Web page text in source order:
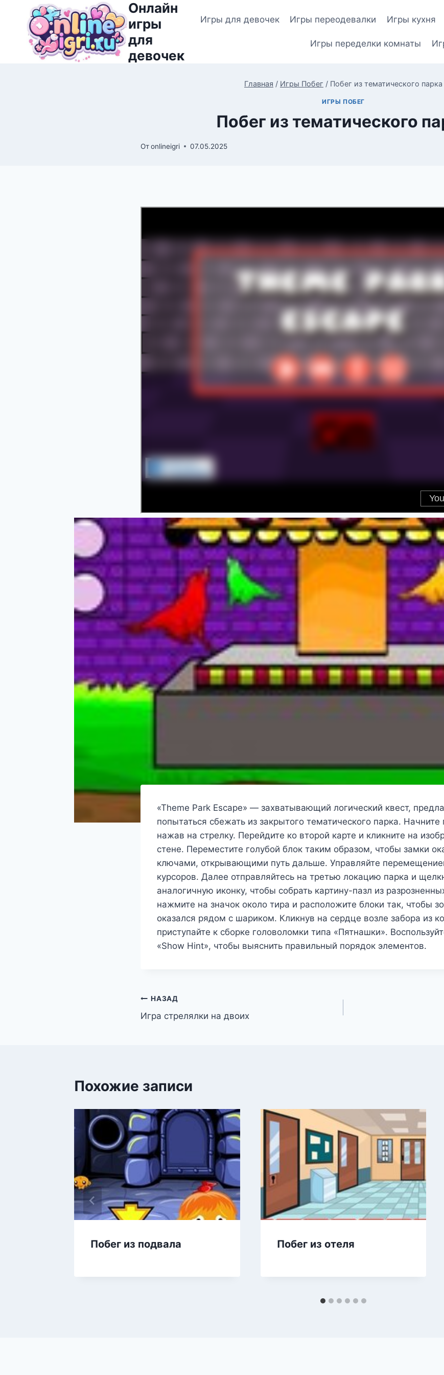
Перейти
содержимому
Онлайн
игры
для
девочек
Игры для девочек Игры переодевалки Игры кухня
Игры переделки комнаты
Главная / Игры Побег / Побег из тематического парка
ИГРЫ ПОБЕГ
Побег из тематического
Отonlineigri 07.05.2025
«Theme Park Escape» — захватывающий логический квест,
попытаться сбежать из закрытого тематического парка.
нажав на стрелку. Перейдите ко второй карте и кликните на
стене. Переместите голубой блок таким образом, чтобы замки
ключами, открывающими путь дальше. Управляйте
курсоров. Далее отправляйтесь на третью локацию парка и
аналогичную иконку, чтобы собрать картину-пазл из
нажмите на значок около тира и расположите блоки так, чтобы
оказался рядом с шариком. Кликнув на сердце возле забора из
приступайте к сборке головоломки типа «Пятнашки».
«Show Hint», чтобы выяснить правильный порядок элементов.
Навигация
по
НАЗАД
Игра стрелялки на двоих
Похожие записи
Побег из подвала Побег из отеля